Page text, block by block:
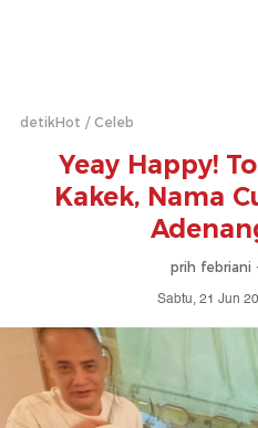
detikHot Celeb
Yeay Happy!
Kakek, Nama
prih febriani
Sabtu, 21 Jun